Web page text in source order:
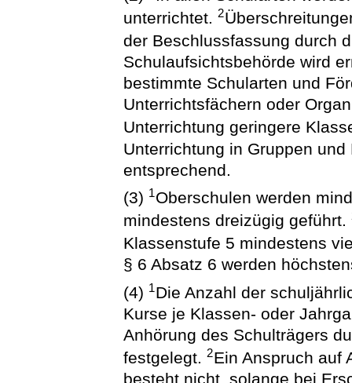
unterrichtet.2
der Beschlussfassung durch
Schulaufsichtsbehörde wird
bestimmte Schularten und
Unterrichtsfächern oder
Unterrichtung geringere
Unterrichtung in Gruppen
entsprechend.
(3) 1Oberschulen werden
mindestens dreizügig geführt.
Klassenstufe 5 mindestens
§ 6 Absatz 6 werden
(4) 1Die Anzahl der
Kurse je Klassen- oder
Anhörung des Schulträgers
festgelegt.2Ein Anspruch auf
besteht nicht, solange bei